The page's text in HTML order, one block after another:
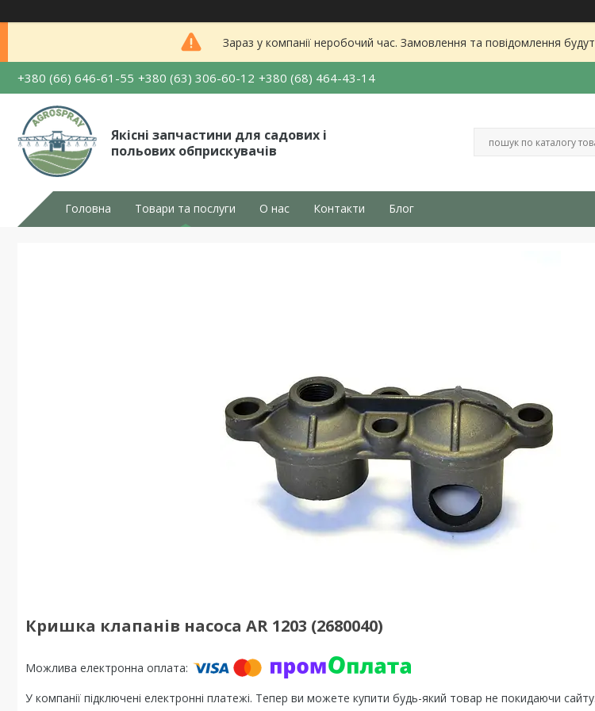
Зараз у компанії неробочий час. Замовлення та повідомлення
+380 (66) 646-61-55 +380 (63) 306-60-12 +380 (68) 464-43-14
Якісні запчастини для садових і
польових обприскувачів
Головна Товари та послуги О нас Контакти Блог
Кришка клапанів насоса AR 1203 (2680040)
У компанії підключені електронні платежі. Тепер ви можете купити будь-який товар не покидаючи сайту.